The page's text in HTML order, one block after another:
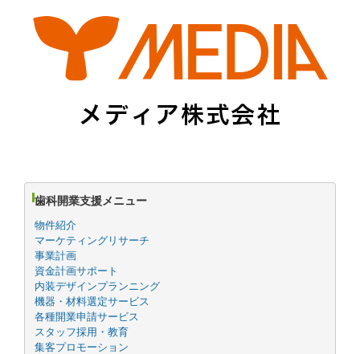
歯科開業支援メニュー
物件紹介
マーケティングリサーチ
事業計画
資金計画サポート
内装デザインプランニング
機器・材料選定サービス
各種開業申請サービス
スタッフ採用・教育
集客プロモーション